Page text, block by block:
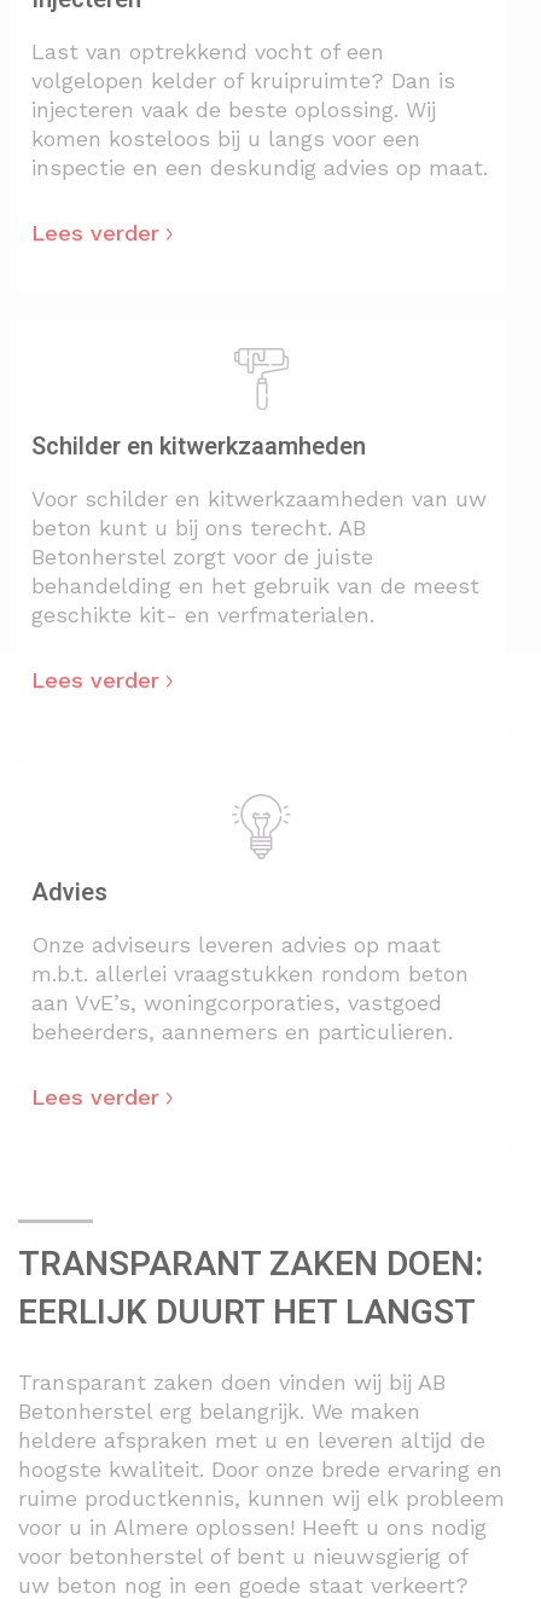
Last van optrekkend vocht of een
volgelopen kelder of kruipruimte? Dan is
injecteren vaak de beste oplossing. Wij
komen kosteloos bij u langs voor een
inspectie en een deskundig advies op maat.
Lees verder
Schilder en kitwerkzaamheden
Voor schilder en kitwerkzaamheden van uw
beton kunt u bij ons terecht. AB
Betonherstel zorgt voor de juiste
behandelding en het gebruik van de meest
geschikte kit- en verfmaterialen.
Lees verder
Advies
Onze adviseurs leveren advies op maat
m.b.t. allerlei vraagstukken rondom beton
aan VvE’s, woningcorporaties, vastgoed
beheerders, aannemers en particulieren.
Lees verder
TRANSPARANT ZAKEN DOEN:
EERLIJK DUURT HET LANGST
Transparant zaken doen vinden wij bij AB
Betonherstel erg belangrijk. We maken
heldere afspraken met u en leveren altijd de
hoogste kwaliteit. Door onze brede ervaring en
ruime productkennis, kunnen wij elk probleem
voor u in Almere oplossen! Heeft u ons nodig
voor betonherstel of bent u nieuwsgierig of
uw beton nog in een goede staat verkeert?